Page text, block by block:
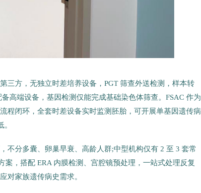
三方，无独立时差培养设备，PGT 筛查外送检测，样本转
高端设备，基因检测仅能完成基础染色体筛查。FSAC 作为
程闭环，全套时差设备实时监测胚胎，可开展单基因遗传病
不分多囊、卵巢早衰、高龄人群;中型机构仅有 2 至 3 套常
，搭配 ERA 内膜检测、宫腔镜预处理，一站式处理反复
对家族遗传病史需求。